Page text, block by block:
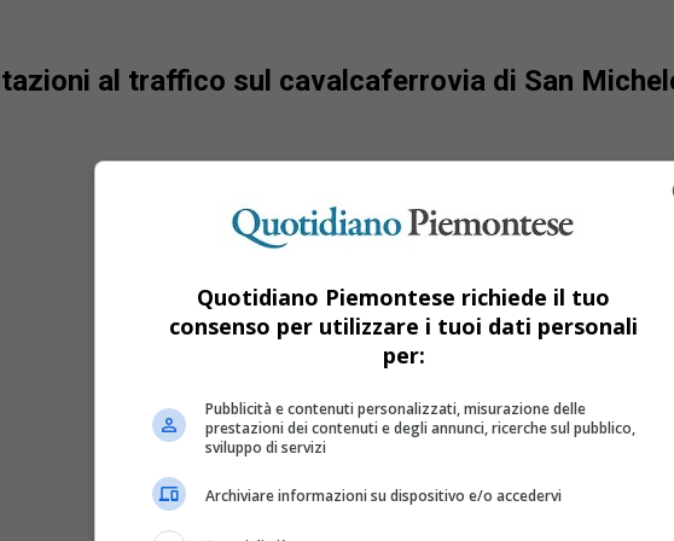
al traffico sul cavalcaferrovia di San
Quotidiano Piemontese richiede il tuo
consenso per utilizzare i tuoi dati personali
per:
Pubblicità e contenuti personalizzati, misurazione delle
prestazioni dei contenuti e degli annunci, ricerche sul pubblico,
sviluppo di servizi
Archiviare informazioni su dispositivo e/o accedervi